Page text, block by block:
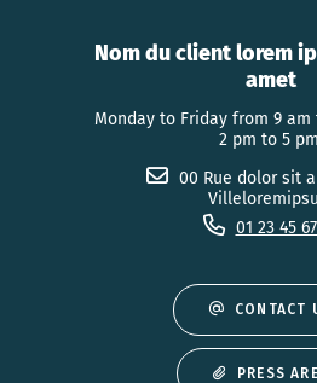
Nom du client lorem
amet
Monday to Friday from 9
2 pm to 5
00 Rue dolor sit
01 23 45
CONTACT
PRESS